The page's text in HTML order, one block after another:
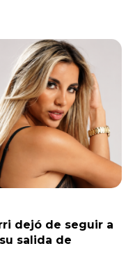
dejó de seguir a
salida de